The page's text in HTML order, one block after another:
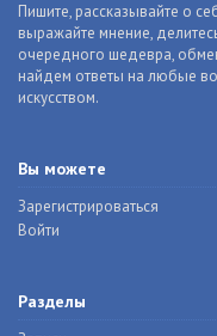
Пишите, рассказывайте о
выражайте мнение,
очередного шедевра,
найдем ответы на любые
искусством.
Вы можете
Зарегистрироваться
Войти
Разделы